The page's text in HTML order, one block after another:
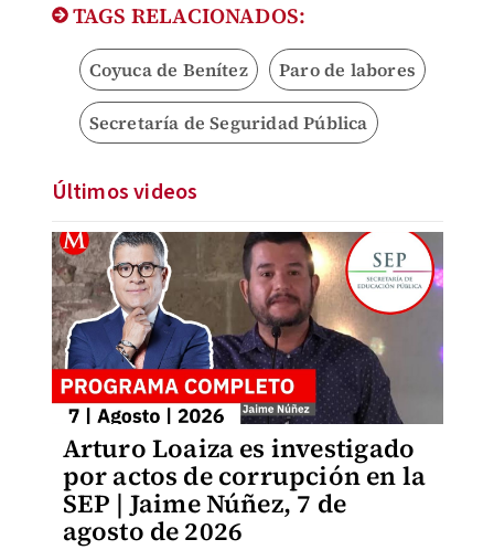
TAGS RELACIONADOS:
Coyuca de Benítez Paro de labores
Secretaría de Seguridad Pública
Últimos videos
Arturo Loaiza es investigado
por actos de corrupción en la
SEP | Jaime Núñez, 7 de
agosto de 2026